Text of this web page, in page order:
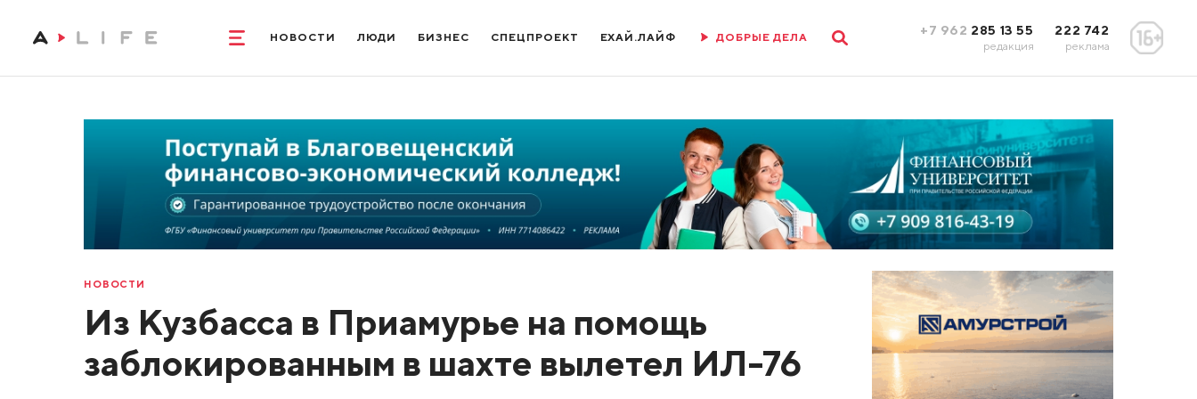
НОВОСТИ ЛЮДИ БИЗНЕС СПЕЦПРОЕКТ ЕХАЙ.ЛАЙФ ДОБРЫЕ ДЕЛА +7 962 285 13 55
редакция
222 742
реклама
НОВОСТИ
Из Кузбасса в Приамурье на помощь
заблокированным в шахте вылетел ИЛ-76